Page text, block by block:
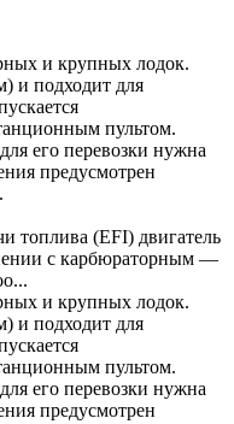
и крупных лодок.
и подходит для
пультом.
его перевозки нужна
предусмотрен
топлива (EFI) двигатель
с карбюраторным —
и крупных лодок.
и подходит для
пультом.
его перевозки нужна
предусмотрен